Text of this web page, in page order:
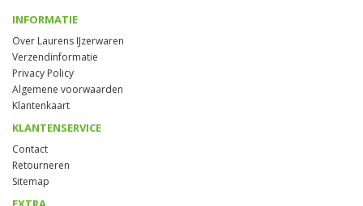
INFORMATIE
Over Laurens IJzerwaren
Verzendinformatie
Privacy Policy
Algemene voorwaarden
Klantenkaart
KLANTENSERVICE
Contact
Retourneren
Sitemap